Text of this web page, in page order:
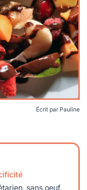
Écrit par Pauline
sans oeuf,